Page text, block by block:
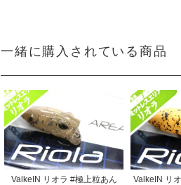
一緒に購入されている商品
ValkeIN リオラ #極上粒あん
ValkeIN リ